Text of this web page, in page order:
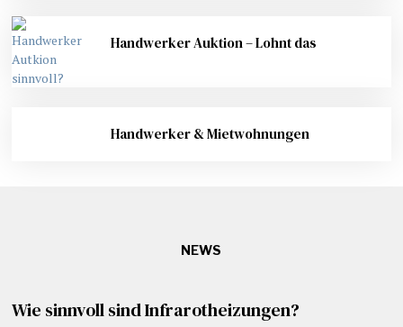
Handwerker Auktion – Lohnt das
Handwerker & Mietwohnungen
NEWS
Wie sinnvoll sind Infrarotheizungen?